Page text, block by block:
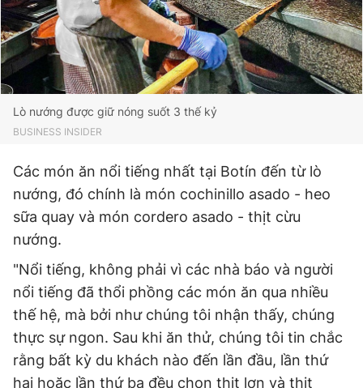
Lò nướng được giữ nóng suốt 3 thế kỷ
BUSINESS INSIDER
Các món ăn nổi tiếng nhất tại Botín đến từ lò
nướng, đó chính là món cochinillo asado - heo
sữa quay và món cordero asado - thịt cừu
nướng.
"Nổi tiếng, không phải vì các nhà báo và người
nổi tiếng đã thổi phồng các món ăn qua nhiều
thế hệ, mà bởi như chúng tôi nhận thấy, chúng
thực sự ngon. Sau khi ăn thử, chúng tôi tin chắc
rằng bất kỳ du khách nào đến lần đầu, lần thứ
hai hoặc lần thứ ba đều chọn thịt lợn và thịt